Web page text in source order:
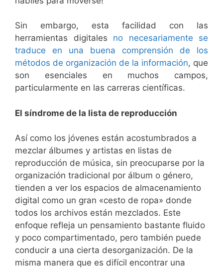
Sin embargo, esta facilidad con las
herramientas digitales no necesariamente se
traduce en una buena comprensión de los
métodos de organización de la información, que
son esenciales en muchos campos,
particularmente en las carreras científicas.
El síndrome de la lista de reproducción
Así como los jóvenes están acostumbrados a
mezclar álbumes y artistas en listas de
reproducción de música, sin preocuparse por la
organización tradicional por álbum o género,
tienden a ver los espacios de almacenamiento
digital como un gran «cesto de ropa» donde
todos los archivos están mezclados. Este
enfoque refleja un pensamiento bastante fluido
y poco compartimentado, pero también puede
conducir a una cierta desorganización. De la
misma manera que es difícil encontrar una